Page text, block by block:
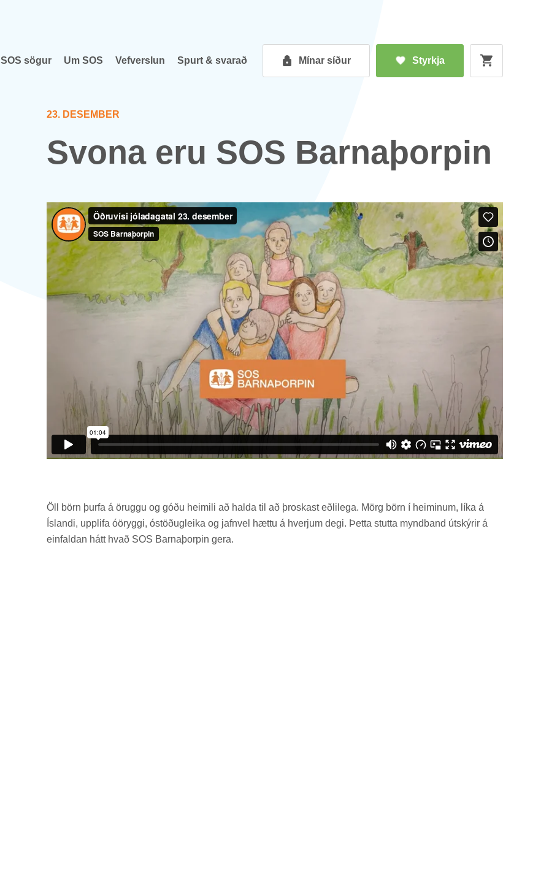
SOS sög­ur Um SOS Vef­versl­un Spurt & svar­að Mín­ar síð­ur Styrkja
23. DES­EM­BER
Svona eru SOS Barna­þorp­in
Öll börn þurfa á ör­uggu og góðu heim­ili að halda til að þrosk­ast eðli­lega. Mörg börn í heim­in­um, líka á
Ís­landi, upp­lifa óör­yggi, óstöð­ug­leika og jafn­vel hættu á hverj­um degi. Þetta stutta mynd­band út­skýr­ir á
ein­fald­an hátt hvað SOS Barna­þorp­in gera.